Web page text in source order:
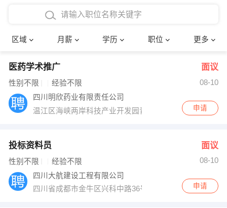
区域 月薪 学历 职位 更多
4000-5000元
8000-12000元
12000-20000元
博士
文员
财务会计
网络IT
快递员
收银员 技术员/工程师
确定
医药学术推广 面议
性别不限 经验不限
08-10
四川明欣药业有限责任公司
温江区海峡两岸科技产业开发园青啤大道1069号申请
投标资料员 面议
性别不限 经验不限
08-10
四川大航建设工程有限公司
四川省成都市金牛区兴科中路36号西物之芯705室申请